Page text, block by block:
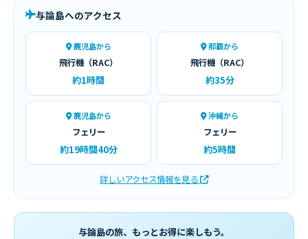
与論島へのアクセス
鹿児島から
飛行機（RAC）
約1時間
那覇から
飛行機（RAC）
約35分
鹿児島から
フェリー
約19時間40分
沖縄から
フェリー
約5時間
詳しいアクセス情報を見る
与論島の旅、もっとお得に楽しもう。